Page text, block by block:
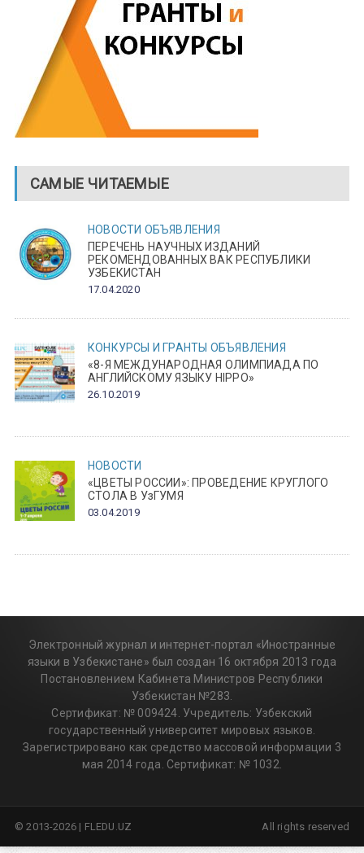
САМЫЕ ЧИТАЕМЫЕ
НОВОСТИ ОБЪЯВЛЕНИЯ
ПЕРЕЧЕНЬ НАУЧНЫХ ИЗДАНИЙ
РЕКОМЕНДОВАННЫХ ВАК РЕСПУБЛИКИ
УЗБЕКИСТАН
17.04.2020
КОНКУРСЫ И ГРАНТЫ ОБЪЯВЛЕНИЯ
«8-Я МЕЖДУНАРОДНАЯ ОЛИМПИАДА ПО
АНГЛИЙСКОМУ ЯЗЫКУ HIPPO»
26.10.2019
НОВОСТИ
«ЦВЕТЫ РОССИИ»: ПРОВЕДЕНИЕ КРУГЛОГО
СТОЛА В УзГУМЯ
03.04.2019
Электронный журнал и интернет-портал «Иностранные
языки в Узбекистане» был создан 16 октября 2013 года
Постановлением Кабинета Министров Республики
Узбекистан №283.
Сертификат: № 009424. Учредитель: Узбекский
государственный университет мировых языков.
Зарегистрировано как средство массовой информации 3
мая 2014 года. Сертификат: № 1032.
All rights reserved
© 2013-2026 | FLEDU.UZ